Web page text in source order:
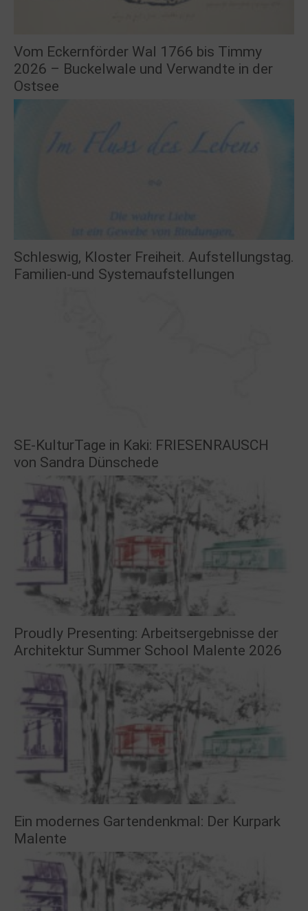
Vom Eckernförder Wal 1766 bis Timmy
2026 – Buckelwale und Verwandte in der
Ostsee
Schleswig, Kloster Freiheit. Aufstellungstag.
Familien-und Systemaufstellungen
SE-KulturTage in Kaki: FRIESENRAUSCH
von Sandra Dünschede
Proudly Presenting: Arbeitsergebnisse der
Architektur Summer School Malente 2026
Ein modernes Gartendenkmal: Der Kurpark
Malente